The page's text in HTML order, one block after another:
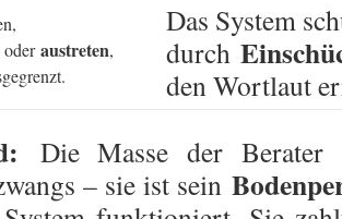
oderaustreten,
Das System
durch
den Wortlaut
Die Masse der Berater
– sie ist sein